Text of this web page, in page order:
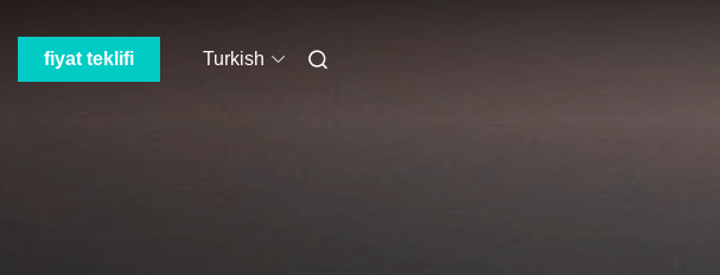
fiyat teklifi Turkish